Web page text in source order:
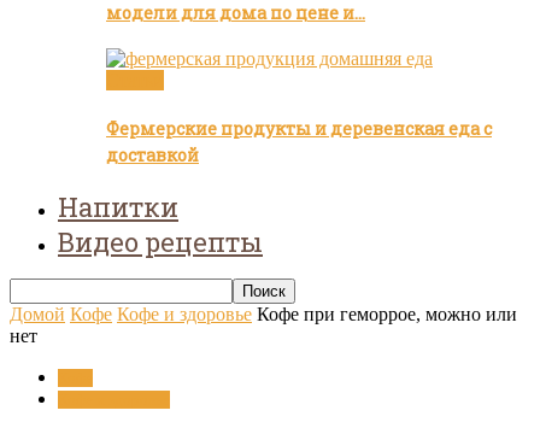
модели для дома по цене и…
Фермерские продукты и деревенская еда с
доставкой
Напитки
Видео рецепты
Домой Кофе Кофе и здоровье Кофе при геморрое, можно или
нет